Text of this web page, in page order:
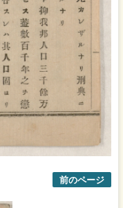
前のページ